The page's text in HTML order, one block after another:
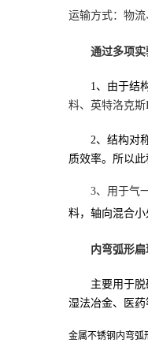
运输方式：物流
通过多项
1、 由于结
料、英特洛克斯
2、 结构对
质效率。所以
3、 用于气
料，轴向混合
内弯弧形
主要用于
湿法冶金、 医药
金属不锈钢内弯弧